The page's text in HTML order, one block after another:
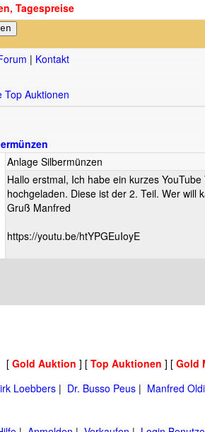
Tagespreise
| Kontakt
Top Auktionen
Anlage Silbermünzen
Hallo erstmal, Ich habe ein kurzes
hochgeladen. Diese ist der 2. Teil. Wer will
Gruß Manfred
https://youtu.be/htYPGEuIoyE
[ Gold Auktion ] [ Top Auktionen ] [ Gold
Loebbers | Dr. Busso Peus | Manfred